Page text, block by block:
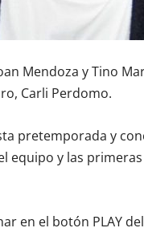
Mendoza y Tino
Carli Perdomo.
pretemporada y
equipo y las
en el botón PLAY